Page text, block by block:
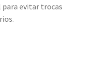
para evitar trocas